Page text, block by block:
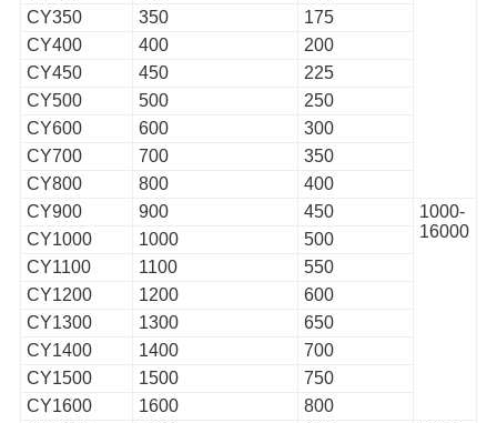
CY350
350
175
CY400
400
200
CY450
450
225
CY500
500
250
CY600
600
300
CY700
700
350
CY800
800
400
CY900
900 450
1000-
16000
CY1000 1000
500
CY1100
1100
550
CY1200
1200
600
CY1300
1300
650
CY1400
1400
700
CY1500
1500
750
CY1600
1600
800